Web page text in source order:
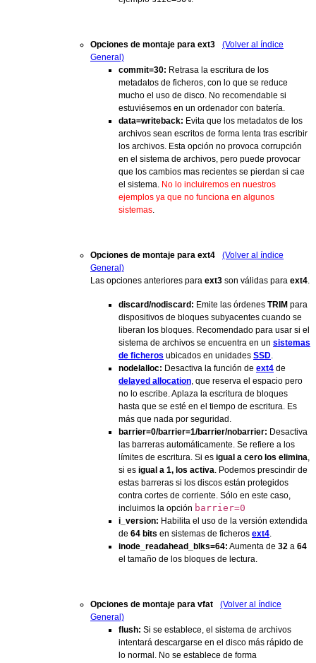
Opciones de montaje para ext3
(Volver al índice
General)
commit=30: Retrasa la escritura de los
metadatos de ficheros, con lo que se reduce
mucho el uso de disco. No recomendable si
estuviésemos en un ordenador con batería.
data=writeback: Evita que los metadatos de los
archivos sean escritos de forma lenta tras escribir
los archivos. Esta opción no provoca corrupción
en el sistema de archivos, pero puede provocar
que los cambios mas recientes se pierdan si cae
el sistema. No lo incluiremos en nuestros
ejemplos ya que no funciona en algunos
sistemas.
Opciones de montaje para ext4
(Volver al índice
General)
Las opciones anteriores para ext3 son válidas para ext4.
discard/nodiscard: Emite las órdenes TRIM para
dispositivos de bloques subyacentes cuando se
liberan los bloques. Recomendado para usar si el
sistema de archivos se encuentra en un sistemas
de ficheros ubicados en unidades SSD.
nodelalloc: Desactiva la función de ext4 de
delayed allocation, que reserva el espacio pero
no lo escribe. Aplaza la escritura de bloques
hasta que se esté en el tiempo de escritura. Es
más que nada por seguridad.
barrier=0/barrier=1/barrier/nobarrier: Desactiva
las barreras automáticamente. Se refiere a los
límites de escritura. Si es igual a cero los elimina,
si es igual a 1, los activa. Podemos prescindir de
estas barreras si los discos están protegidos
contra cortes de corriente. Sólo en este caso,
incluimos la opción barrier=0
i_version: Habilita el uso de la versión extendida
de 64 bits en sistemas de ficheros ext4.
inode_readahead_blks=64: Aumenta de 32 a 64
el tamaño de los bloques de lectura.
Opciones de montaje para vfat
(Volver al índice
General)
flush: Si se establece, el sistema de archivos
intentará descargarse en el disco más rápido de
lo normal. No se establece de forma